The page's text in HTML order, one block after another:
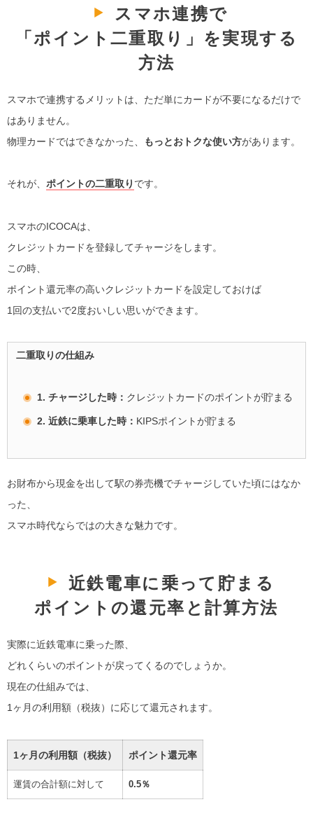
スマホ連携で
「ポイント二重取り」を実現する
方法
スマホで連携するメリットは、ただ単にカードが不要になるだけで
はありません。
物理カードではできなかった、
もっとおトクな使い方があります。
それが、 ポイントの二重取り です。
スマホのICOCAは、
クレジットカードを登録してチャージをします。
この時、
ポイント還元率の高いクレジットカードを設定しておけば
1回の支払いで2度おいしい思いができます。
二重取りの仕組み
1. チャージした時： クレジットカードのポイントが貯まる
2. 近鉄に乗車した時： KIPSポイントが貯まる
お財布から現金を出して駅の券売機でチャージしていた頃にはなか
った、
スマホ時代ならではの大きな魅力です。
近鉄電車に乗って貯まる
ポイントの還元率と計算方法
実際に近鉄電車に乗った際、
どれくらいのポイントが戻ってくるのでしょうか。
現在の仕組みでは、
1ヶ月の利用額（税抜）に応じて還元されます。
1ヶ月の利用額（税抜） ポイント還元率
運賃の合計額に対して 0.5％